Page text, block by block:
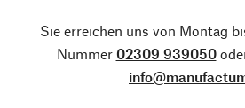
Sie erreichen uns von Montag
Nummer 02309 939050